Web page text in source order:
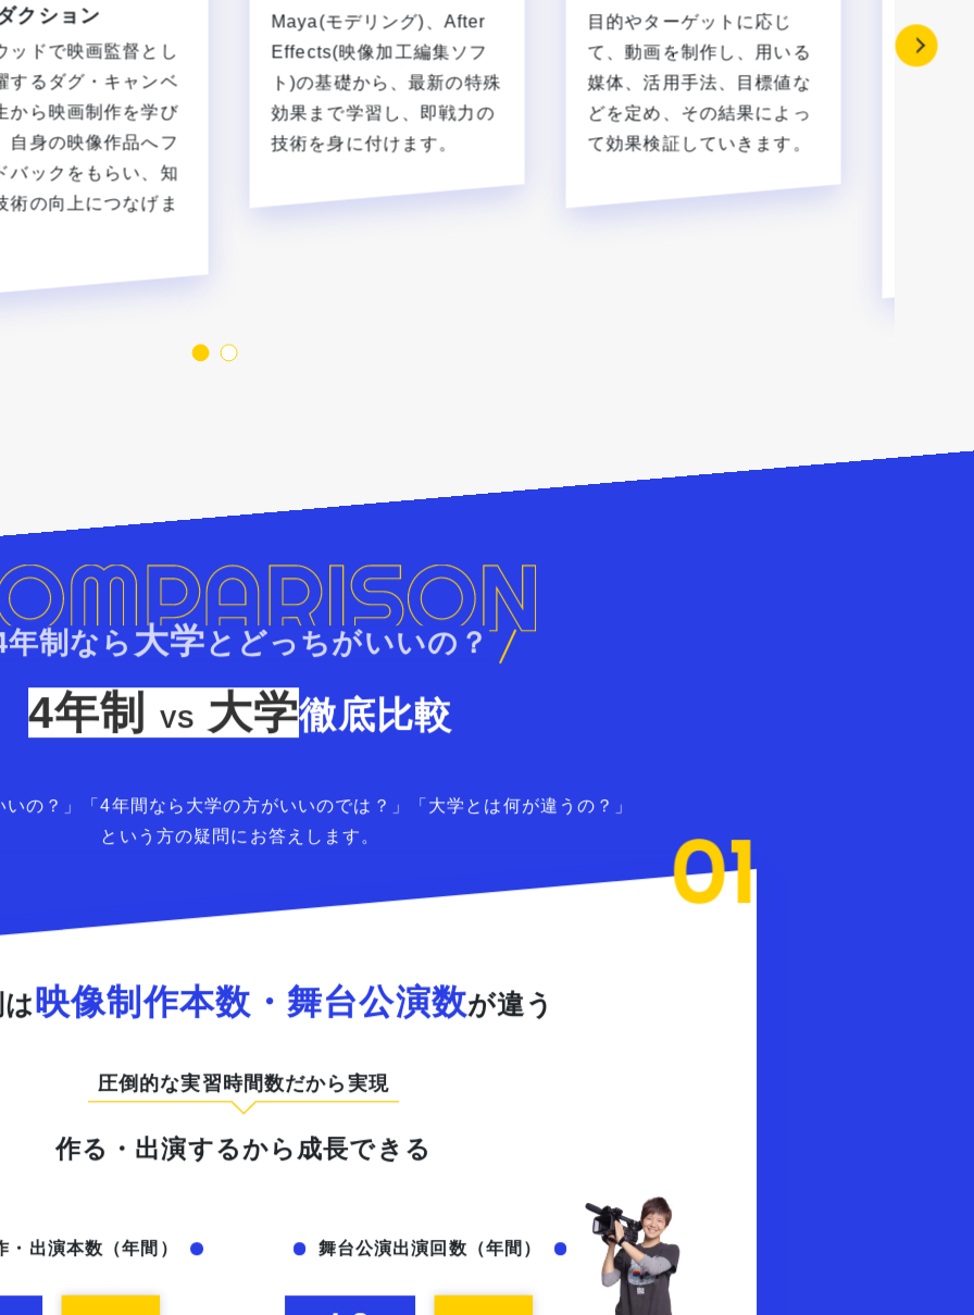
クション
ッドで映画監督とし
するダグ・キャンベ
から映画制作を学び
自身の映像作品へフ
バックをもらい、知
術の向上につなげま
Maya(モデリング)、After
Effects(映像加工編集ソフ
ト)の基礎から、最新の特殊
効果まで学習し、即戦力の
技術を身に付けます。
目的やターゲットに応じ
て、動画を制作し、用いる
媒体、活用手法、目標値な
どを定め、その結果によっ
て効果検証していきます。
少人数
年制なら 大学とどっちがいいの？
4年制 VS 大学徹底比較
の？」「4年間なら大学の方がいいのでは？」「大学とは何が違うの？」
という方の疑問にお答えします。
映像制作本数・舞台公演数が違う
圧倒的な実習時間数だから実現
作る・出演するから成長できる
・出演本数（年間） 舞台公演出演回数（年間）